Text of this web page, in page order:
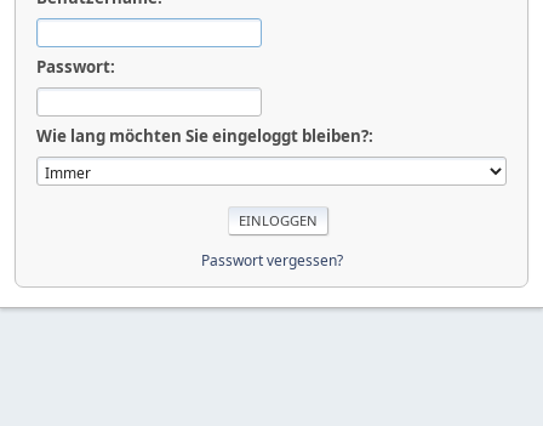
Passwort:
Wie lang möchten Sie eingeloggt bleiben?:
Passwort vergessen?